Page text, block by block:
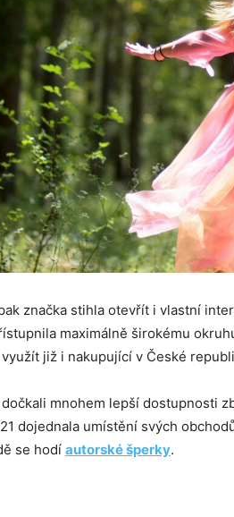
značka stihla otevřít i vlastní
maximálně širokému
již i nakupující v České
mnohem lepší dostupnosti
dojednala umístění svých
se hodí autorské šperky.